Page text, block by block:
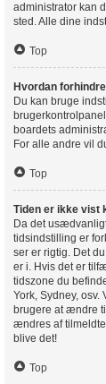
administrator kan
sted. Alle dine
Top
Hvordan
Du kan bruge
boardets
For alle andre vil
Top
Tiden er ikke vist
Da det
tidsindstilling er
ser er rigtig. Det
er i. Hvis det er
tidszone du
York, Sydney,
brugere at ændre
ændres af
blive det!
Top